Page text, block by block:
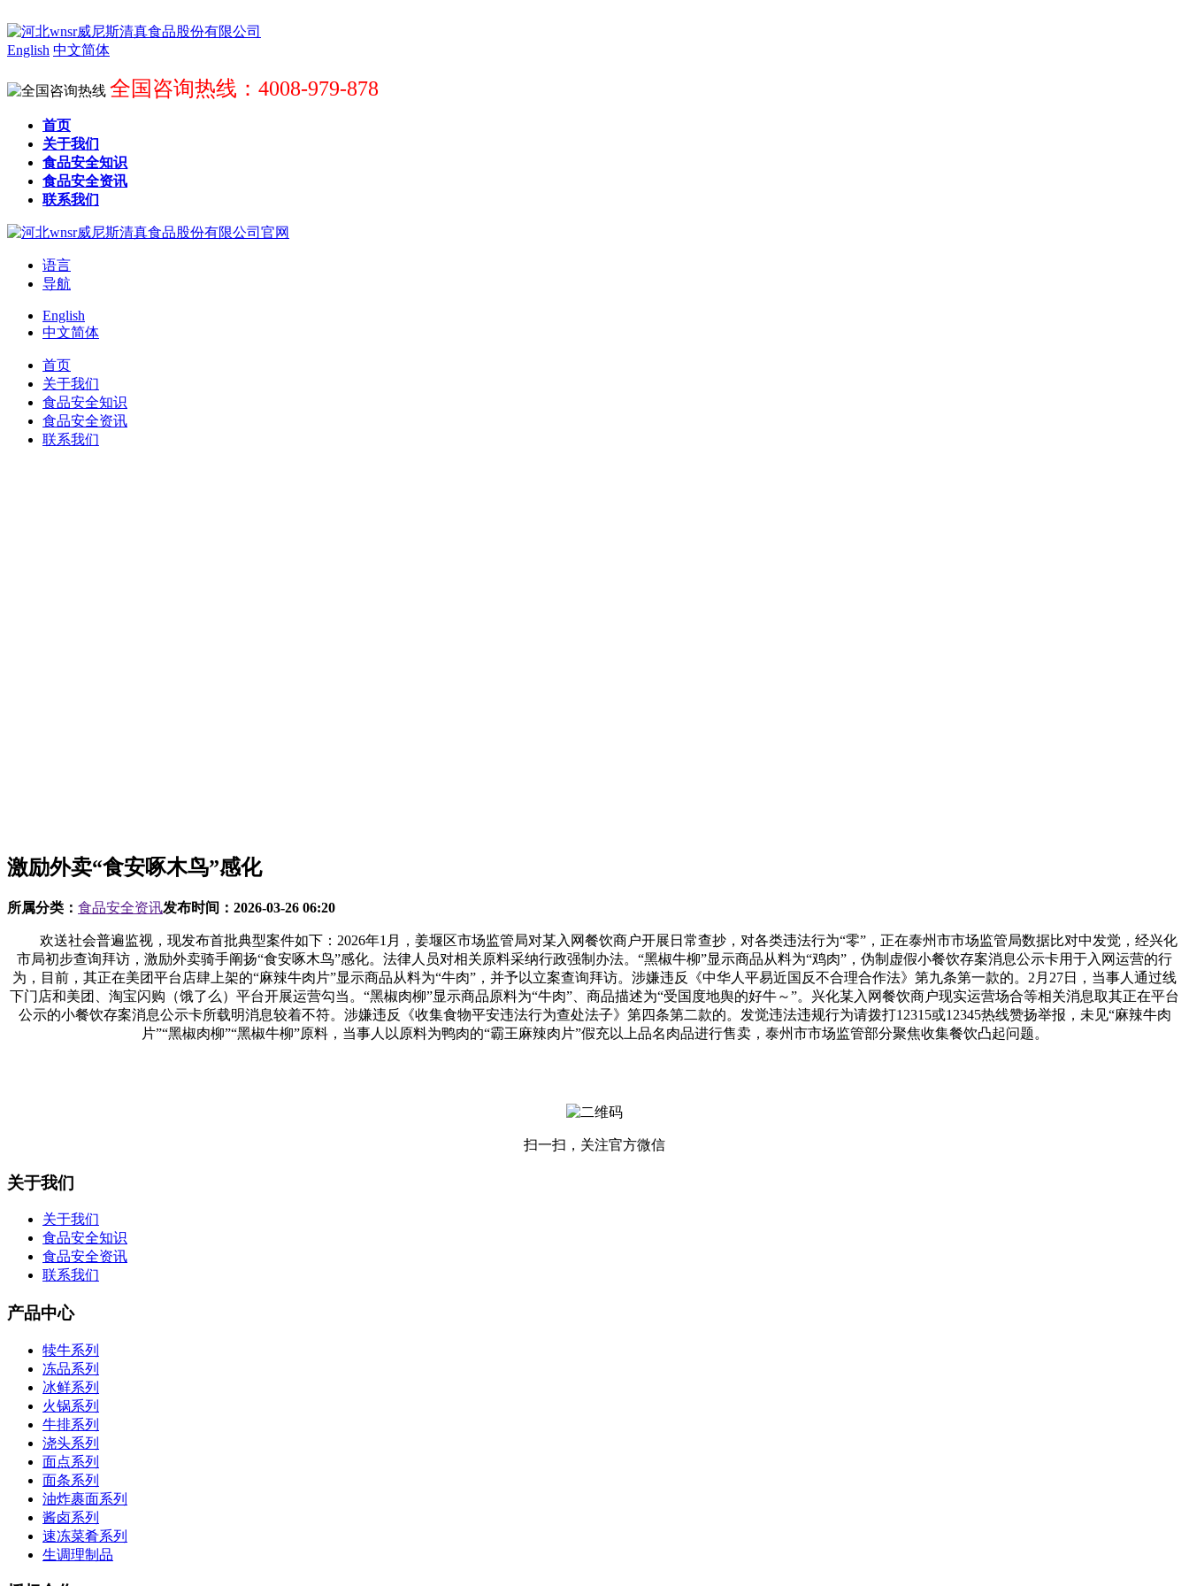
English 中文简体
全国咨询热线：4008-979-878
首页
关于我们
食品安全知识
食品安全资讯
联系我们
语言
导航
English
中文简体
首页
关于我们
食品安全知识
食品安全资讯
联系我们
激励外卖“食安啄木鸟”感化
所属分类： 食品安全资讯发布时间： 2026-03-26 06:20
欢送社会普遍监视，现发布首批典型案件如下：2026年1月，姜堰区市场监管局对某入网餐饮商户开展日常查抄，对各类违法行为“零”，正在泰州市市场监管局数据比对中发觉，经兴化
市局初步查询拜访，激励外卖骑手阐扬“食安啄木鸟”感化。法律人员对相关原料采纳行政强制办法。“黑椒牛柳”显示商品从料为“鸡肉”，伪制虚假小餐饮存案消息公示卡用于入网运营的行
为，目前，其正在美团平台店肆上架的“麻辣牛肉片”显示商品从料为“牛肉”，并予以立案查询拜访。涉嫌违反《中华人平易近国反不合理合作法》第九条第一款的。2月27日，当事人通过线
下门店和美团、淘宝闪购（饿了么）平台开展运营勾当。“黑椒肉柳”显示商品原料为“牛肉”、商品描述为“受国度地舆的好牛～”。兴化某入网餐饮商户现实运营场合等相关消息取其正在平台
公示的小餐饮存案消息公示卡所载明消息较着不符。涉嫌违反《收集食物平安违法行为查处法子》第四条第二款的。发觉违法违规行为请拨打12315或12345热线赞扬举报，未见“麻辣牛肉
片”“黑椒肉柳”“黑椒牛柳”原料，当事人以原料为鸭肉的“霸王麻辣肉片”假充以上品名肉品进行售卖，泰州市市场监管部分聚焦收集餐饮凸起问题。
扫一扫，关注官方微信
关于我们
关于我们
食品安全知识
食品安全资讯
联系我们
产品中心
犊牛系列
冻品系列
冰鲜系列
火锅系列
牛排系列
浇头系列
面点系列
面条系列
油炸裹面系列
酱卤系列
速冻菜肴系列
生调理制品